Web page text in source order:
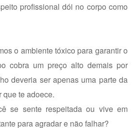
profissional dói no corpo como
o ambiente tóxico para garantir o
cobra um preço alto demais por
deveria ser apenas uma parte da
que te adoece.
se sente respeitada ou vive em
para agradar e não falhar?